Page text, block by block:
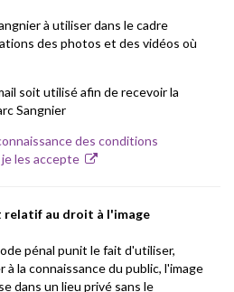
à utiliser dans le cadre
des photos et des vidéos où
soit utilisé afin de recevoir la
Sangnier
des conditions
les accepte
relatif au droit à l'image
pénal punit le fait d'utiliser,
la connaissance du public, l'image
dans un lieu privé sans le